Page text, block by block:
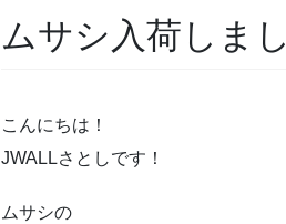
ムサシ入荷しま
こんにちは！
JWALLさとしです！
ムサシの